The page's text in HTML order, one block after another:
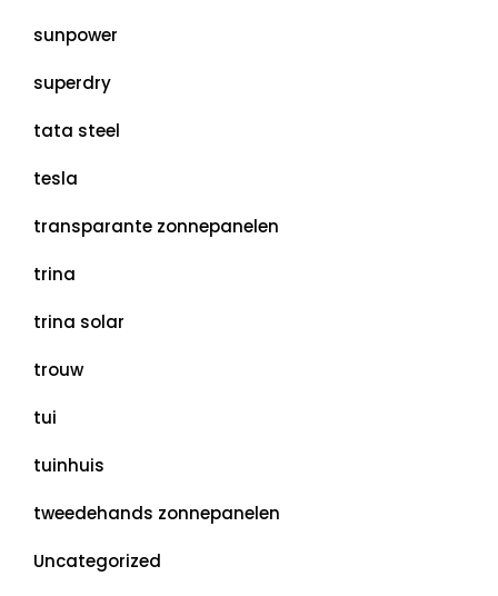
sunpower
superdry
tata steel
tesla
transparante zonnepanelen
trina
trina solar
trouw
tui
tuinhuis
tweedehands zonnepanelen
Uncategorized